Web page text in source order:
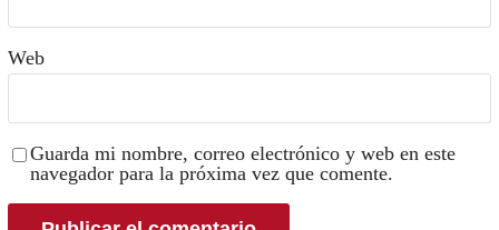
Web
Guarda mi nombre, correo electrónico y web en este
navegador para la próxima vez que comente.